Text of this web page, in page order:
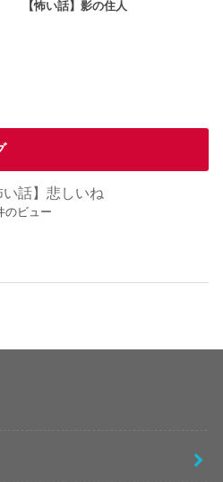
【怖い話】影の住人
い話】悲しいね
のビュー